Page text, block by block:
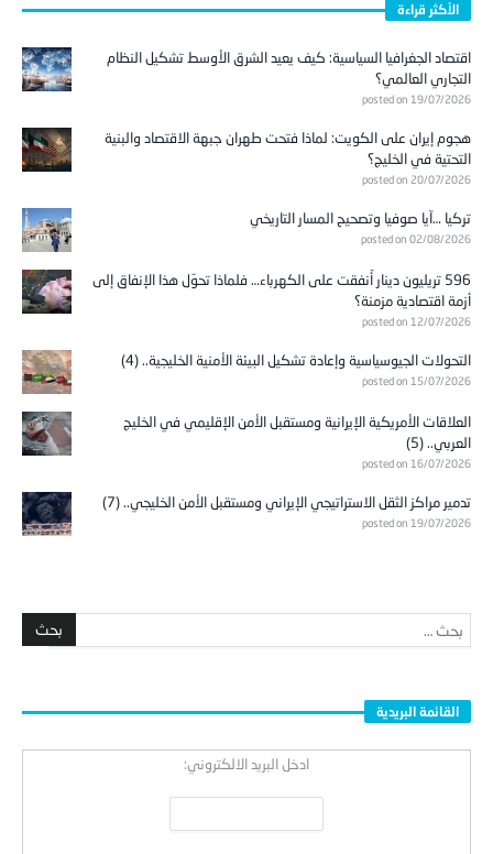
الأكثر قراءة
اقتصاد الجغرافيا السياسية: كيف يعيد الشرق الأوسط تشكيل النظام
التجاري العالمي؟
posted on 19/07/2026
هجوم إيران على الكويت: لماذا فتحت طهران جبهة الاقتصاد والبنية
التحتية في الخليج؟
posted on 20/07/2026
تركيا …آيا صوفيا وتصحيح المسار التاريخي
posted on 02/08/2026
596 تريليون دينار أُنفقت على الكهرباء… فلماذا تحوّل هذا الإنفاق إلى
أزمة اقتصادية مزمنة؟
posted on 12/07/2026
التحولات الجيوسياسية وإعادة تشكيل البيئة الأمنية الخليجية.. (4)
posted on 15/07/2026
العلاقات الأمريكية الإيرانية ومستقبل الأمن الإقليمي في الخليج
العربي.. (5)
posted on 16/07/2026
تدمير مراكز الثقل الاستراتيجي الإيراني ومستقبل الأمن الخليجي.. (7)
posted on 19/07/2026
القائمة البريدية
ادخل البريد الالكتروني: